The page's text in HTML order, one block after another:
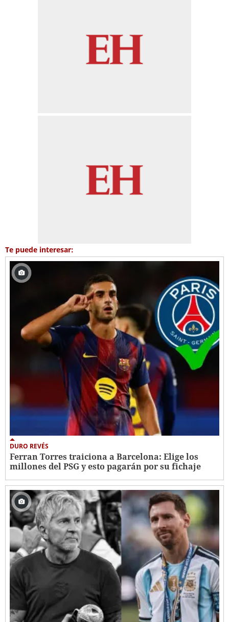
Te puede interesar:
DURO REVÉS
Ferran Torres traiciona a Barcelona: Elige los
millones del PSG y esto pagarán por su fichaje